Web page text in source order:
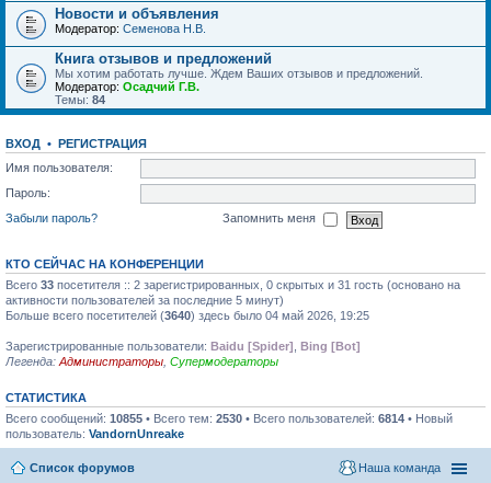
Новости и объявления
Модератор: Семенова Н.В.
Книга отзывов и предложений
Мы хотим работать лучше. Ждем Ваших отзывов и предложений.
Модератор: Осадчий Г.В.
Темы: 84
ВХОД • РЕГИСТРАЦИЯ
Имя пользователя:
Пароль:
Забыли пароль?
Запомнить меня
КТО СЕЙЧАС НА КОНФЕРЕНЦИИ
Всего 33 посетителя :: 2 зарегистрированных, 0 скрытых и 31 гость (основано на
активности пользователей за последние 5 минут)
Больше всего посетителей (3640) здесь было 04 май 2026, 19:25
Зарегистрированные пользователи: Baidu [Spider] Bing [Bot]
Легенда: Администраторы Супермодераторы
СТАТИСТИКА
Всего сообщений: 10855 • Всего тем: 2530 • Всего пользователей: 6814 • Новый
пользователь: VandornUnreake
Список форумов Наша команда